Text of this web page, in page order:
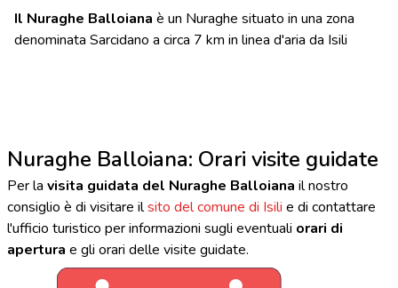
Il Nuraghe Balloiana è un Nuraghe situato in una zona
denominata Sarcidano a circa 7 km in linea d'aria da Isili
Nuraghe Balloiana: Orari visite guidate
Per la visita guidata del Nuraghe Balloiana il nostro
consiglio è di visitare ilsito del comune di Isili e di contattare
l'ufficio turistico per informazioni sugli eventuali orari di
apertura e gli orari delle visite guidate.